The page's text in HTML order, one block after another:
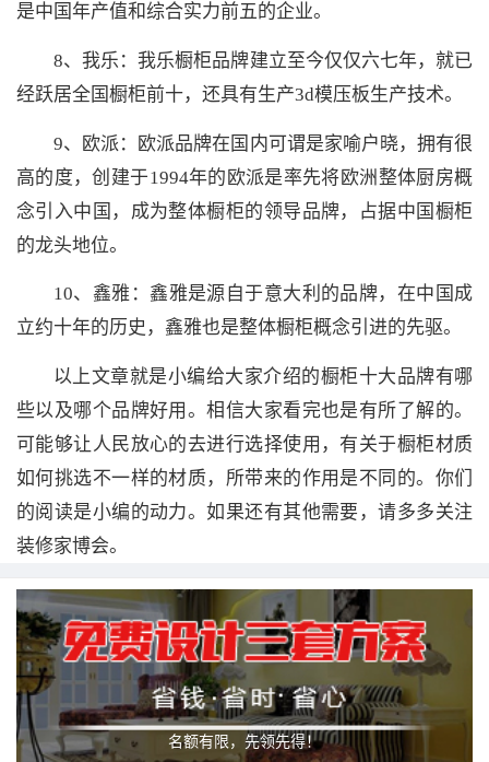
是中国年产值和综合实力前五的企业。
8、我乐：我乐橱柜品牌建立至今仅仅六七年，就已
经跃居全国橱柜前十，还具有生产3d模压板生产技术。
9、欧派：欧派品牌在国内可谓是家喻户晓，拥有很
高的度，创建于1994年的欧派是率先将欧洲整体厨房概
念引入中国，成为整体橱柜的领导品牌，占据中国橱柜
的龙头地位。
10、鑫雅：鑫雅是源自于意大利的品牌，在中国成
立约十年的历史，鑫雅也是整体橱柜概念引进的先驱。
以上文章就是小编给大家介绍的橱柜十大品牌有哪
些以及哪个品牌好用。相信大家看完也是有所了解的。
可能够让人民放心的去进行选择使用，有关于橱柜材质
如何挑选不一样的材质，所带来的作用是不同的。你们
的阅读是小编的动力。如果还有其他需要，请多多关注
装修家博会。
名额有限，先领先得！